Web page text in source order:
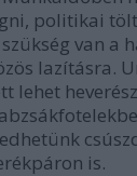
politikai
van a
lazításra.
lehet
is.